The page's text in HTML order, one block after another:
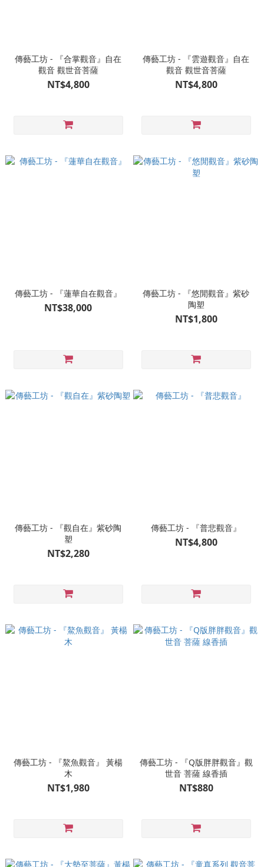
傳藝工坊 - 『合掌觀音』自在
觀音 觀世音菩薩
NT$4,800
傳藝工坊 - 『雲遊觀音』自在
觀音 觀世音菩薩
NT$4,800
傳藝工坊 - 『蓮華自在觀音』
NT$38,000
傳藝工坊 - 『悠閒觀音』紫砂
陶塑
NT$1,800
傳藝工坊 - 『觀自在』紫砂陶
塑
NT$2,280
傳藝工坊 - 『普悲觀音』
NT$4,800
傳藝工坊 - 『鰲魚觀音』 黃楊
木
NT$1,980
傳藝工坊 - 『Q版胖胖觀音』觀
世音 菩薩 線香插
NT$880